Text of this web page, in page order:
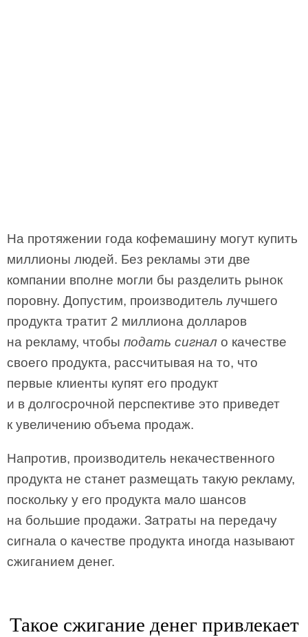
На протяжении года кофемашину могут купить
миллионы людей. Без рекламы эти две
компании вполне могли бы разделить рынок
поровну. Допустим, производитель лучшего
продукта тратит 2 миллиона долларов
на рекламу, чтобы подать сигнал о качестве
своего продукта, рассчитывая на то, что
первые клиенты купят его продукт
и в долгосрочной перспективе это приведет
к увеличению объема продаж.
Напротив, производитель некачественного
продукта не станет размещать такую рекламу,
поскольку у его продукта мало шансов
на большие продажи. Затраты на передачу
сигнала о качестве продукта иногда называют
сжиганием денег.
Такое сжигание денег привлекает